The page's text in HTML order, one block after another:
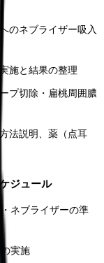
のネブライザー吸入
施と結果の整理
プ切除・扁桃周囲膿
法説明、薬（点耳
ジュール
ネブライザーの準
実施